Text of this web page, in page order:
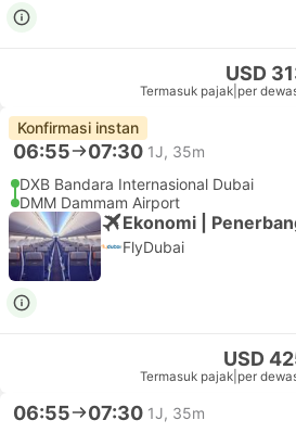
USD
Termasuk pajak per
Konfirmasi instan
06:55 07:30 1J, 35m
DXB Bandara Internasional Dubai
DMM Dammam Airport
Ekonomi |
FlyDubai
USD
Termasuk pajak per
06:55 07:30 1J, 35m